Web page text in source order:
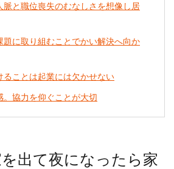
脈と職位喪失のむなしさを想像し居
題に取り組むことでかい解決へ向か
ることは起業には欠かせない
。協力を仰ぐことが大切
出て夜になったら家